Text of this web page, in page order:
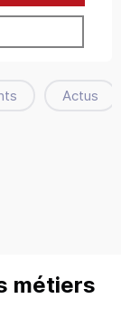
Actus
métiers